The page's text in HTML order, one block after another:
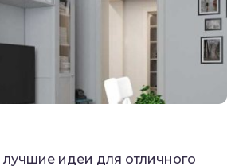
идеи для отличного